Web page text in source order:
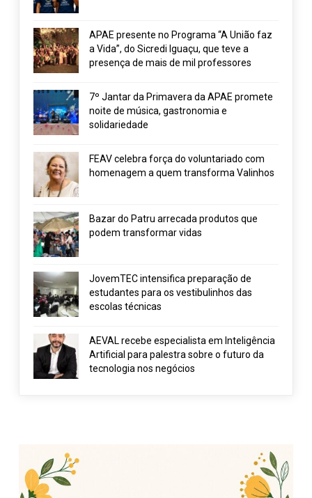
APAE presente no Programa “A União faz
a Vida”, do Sicredi Iguaçu, que teve a
presença de mais de mil professores
7º Jantar da Primavera da APAE promete
noite de música, gastronomia e
solidariedade
FEAV celebra força do voluntariado com
homenagem a quem transforma Valinhos
Bazar do Patru arrecada produtos que
podem transformar vidas
JovemTEC intensifica preparação de
estudantes para os vestibulinhos das
escolas técnicas
AEVAL recebe especialista em Inteligência
Artificial para palestra sobre o futuro da
tecnologia nos negócios